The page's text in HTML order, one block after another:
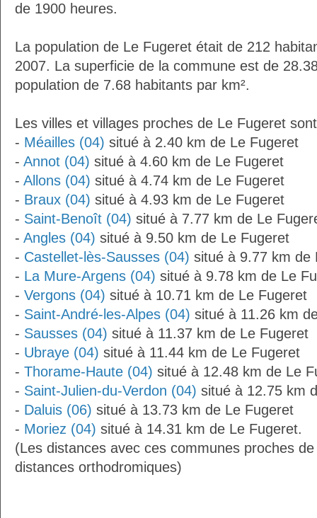
de 1900 heures.
La population de Le Fugeret était de 212
2007. La superficie de la commune est de
population de 7.68 habitants par km².
Les villes et villages proches de Le Fugeret
- Méailles (04) situé à 2.40 km de Le Fugeret
- Annot (04) situé à 4.60 km de Le Fugeret
- Allons (04) situé à 4.74 km de Le Fugeret
- Braux (04) situé à 4.93 km de Le Fugeret
- Saint-Benoît (04) situé à 7.77 km de Le
- Angles (04) situé à 9.50 km de Le Fugeret
- Castellet-lès-Sausses (04) situé à 9.77 km de
- La Mure-Argens (04) situé à 9.78 km de Le
- Vergons (04) situé à 10.71 km de Le Fugeret
- Saint-André-les-Alpes (04) situé à 11.26 km
- Sausses (04) situé à 11.37 km de Le Fugeret
- Ubraye (04) situé à 11.44 km de Le Fugeret
- Thorame-Haute (04) situé à 12.48 km de Le
- Saint-Julien-du-Verdon (04) situé à 12.75 km
- Daluis (06) situé à 13.73 km de Le Fugeret
- Moriez (04) situé à 14.31 km de Le Fugeret.
(Les distances avec ces communes proches
distances orthodromiques)